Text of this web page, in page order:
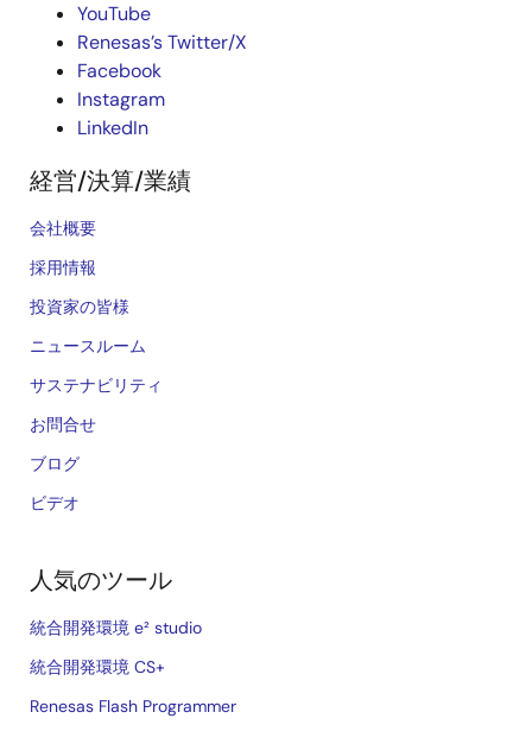
YouTube
Renesas’s Twitter/X
Facebook
Instagram
LinkedIn
経営/決算/業績
会社概要
採用情報
投資家の皆様
ニュースルーム
サステナビリティ
お問合せ
ブログ
ビデオ
人気のツール
統合開発環境 e² studio
統合開発環境 CS+
Renesas Flash Programmer